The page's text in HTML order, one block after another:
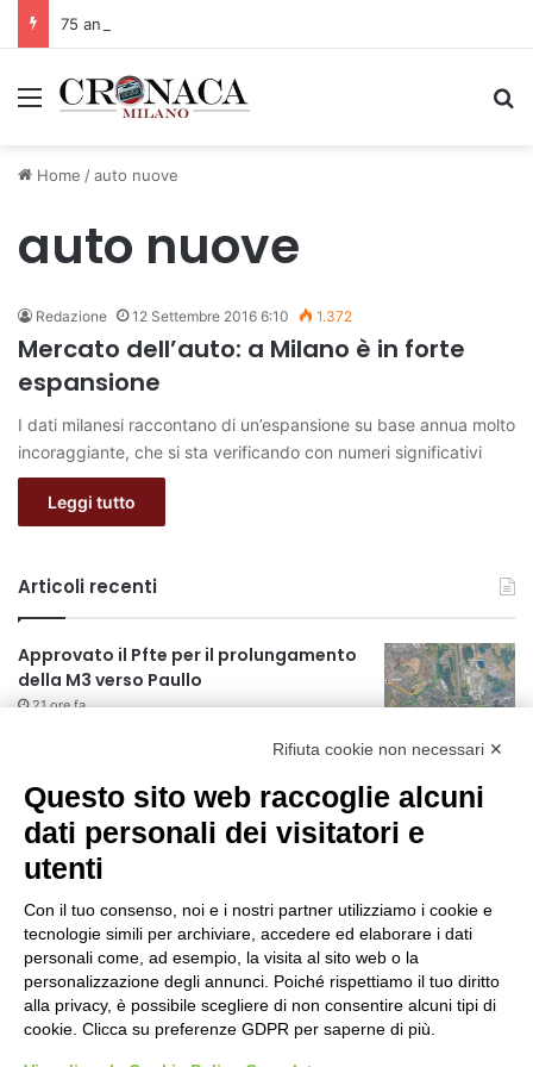
Menu
Home /auto nuove
auto nuove
Redazione 12 Settembre 2016 6:10 1.372
Mercato dell’auto: a Milano è in forte
espansione
I dati milanesi raccontano di un’espansione su base annua molto
incoraggiante, che si sta verificando con numeri significativi
Leggi tutto
Articoli recenti
Approvato il Pfte per il prolungamento
della M3 verso Paullo
21 ore fa
75 anni di INFN. La comunità, la storia, il
futuro della ricerca in fisica
fondamentale in Italia
21 ore fa
Milano Aiuta Estate, 1600 prestazioni di
assistenza attivate
23 ore fa
Il potenziale invisibile: come la
curiosità guida l’evoluzione umana
1 giorno fa
Rifiuta cookie non necessari ✕
Questo sito web raccoglie alcuni
dati personali dei visitatori e
utenti
Con il tuo consenso, noi e i nostri partner utilizziamo i cookie e
tecnologie simili per archiviare, accedere ed elaborare i dati
personali come, ad esempio, la visita al sito web o la
personalizzazione degli annunci. Poiché rispettiamo il tuo diritto
alla privacy, è possibile scegliere di non consentire alcuni tipi di
cookie. Clicca su preferenze GDPR per saperne di più.